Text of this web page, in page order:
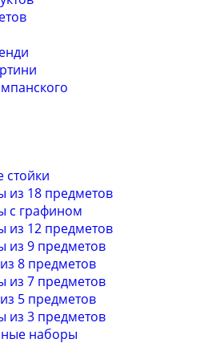
стойки
из 18 предметов
с графином
из 12 предметов
из 9 предметов
8 предметов
из 7 предметов
5 предметов
из 3 предметов
наборы